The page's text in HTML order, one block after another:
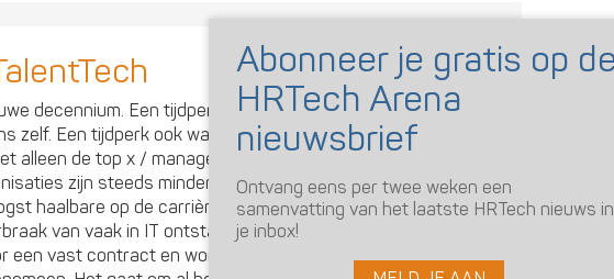
decennium. Een tijdperk waarin technologie zal focussen op
zelf. Een tijdperk ook waarin HR beseft dat iedereen bepaalde
alleen de top x / managers / trainees / high potentials in de
zijn steeds minder hiërarchisch en manager worden is
haalbare op de carrière ladder. Agile en op afstand werken
van vaak in IT ontstaneSamenwerkingstools
een vast contract en worden flexwerkers een vast, en
Ontvang eens per twee weken een
samenvatting van het laatste HRTech nieuws in
je inbox!